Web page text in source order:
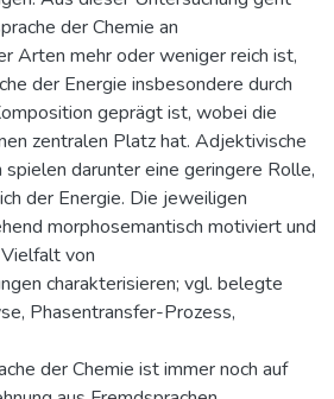
der Chemie an
Arten mehr oder weniger reich ist,
der Energie insbesondere durch
geprägt ist, wobei die
zentralen Platz hat. Adjektivische
darunter eine geringere Rolle,
der Energie. Die jeweiligen
morphosemantisch motiviert und
von
charakterisieren; vgl. belegte
Phasentransfer-Prozess,
der Chemie ist immer noch auf